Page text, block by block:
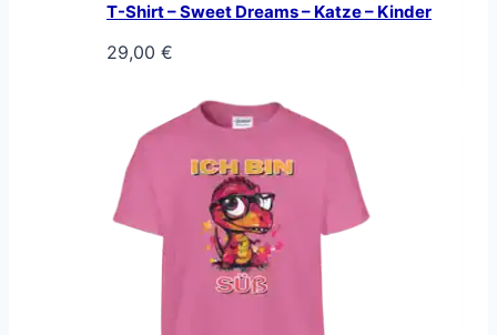
T-Shirt – Sweet Dreams – Katze – Kinder
29,00 €